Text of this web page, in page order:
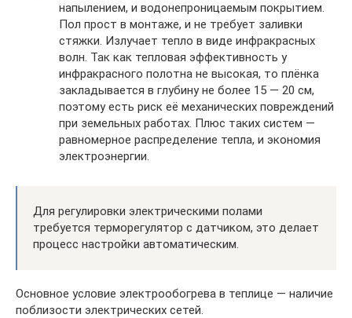
напылением, и водонепроницаемым покрытием.
Пол прост в монтаже, и не требует заливки
стяжки. Излучает тепло в виде инфракрасных
волн. Так как тепловая эффективность у
инфракрасного полотна не высокая, то плёнка
закладывается в глубину не более 15 — 20 см,
поэтому есть риск её механических повреждений
при земельных работах. Плюс таких систем —
равномерное распределение тепла, и экономия
электроэнергии.
Для регулировки электрическими полами
требуется терморегулятор с датчиком, это делает
процесс настройки автоматическим.
Основное условие электрообогрева в теплице — наличие
поблизости электрических сетей.